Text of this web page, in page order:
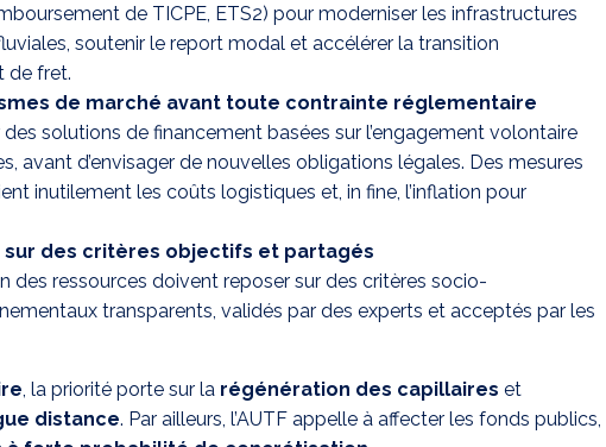
de TICPE, ETS2) pour moderniser les infrastructures
soutenir le report modal et accélérer la transition
de fret.
de marché avant toute contrainte réglementaire
des solutions de financement basées sur l’engagement volontaire
avant d’envisager de nouvelles obligations légales. Des mesures
inutilement les coûts logistiques et, in fine, l’inflation pour
sur des critères objectifs et partagés
des ressources doivent reposer sur des critères socio-
transparents, validés par des experts et acceptés par les
, la priorité porte sur la régénération des capillaires et
distance. Par ailleurs, l’AUTF appelle à affecter les fonds publics,